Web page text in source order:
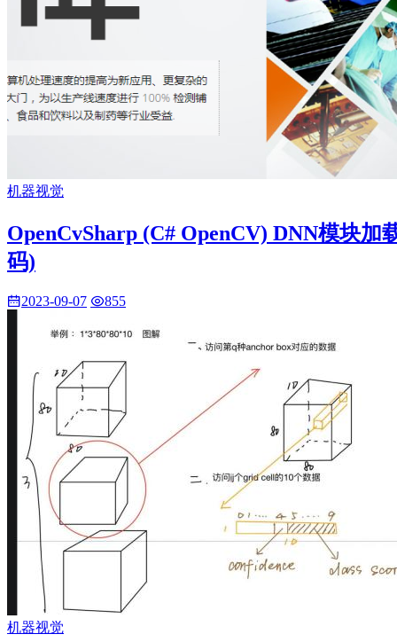
机器视觉
OpenCvSharp (C# OpenCV) DNN模块
码)
2023-09-07 855
机器视觉